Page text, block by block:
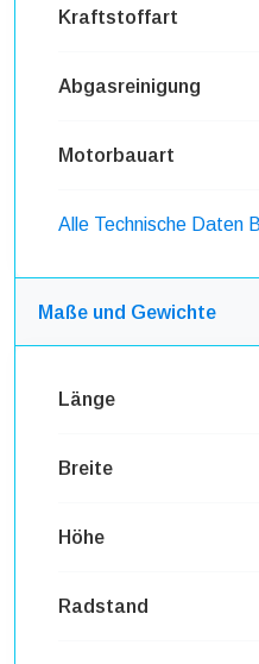
Kraftstoffart
Abgasreinigung
Motorbauart
Alle Technische Daten
Maße und Gewichte
Länge
Breite
Höhe
Radstand